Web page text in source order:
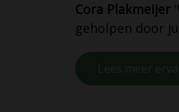
Cora Plakmeijer
geholpen door